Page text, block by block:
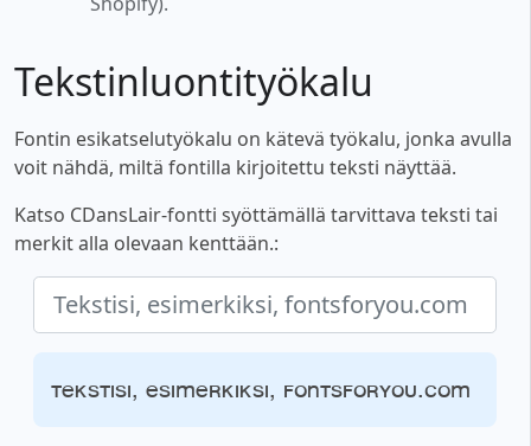
Tekstinluontityökalu
Fontin esikatselutyökalu on kätevä työkalu, jonka avulla
voit nähdä, miltä fontilla kirjoitettu teksti näyttää.
Katso CDansLair-fontti syöttämällä tarvittava teksti tai
merkit alla olevaan kenttään.:
Tekstisi, esimerkiksi, fontsforyou.com